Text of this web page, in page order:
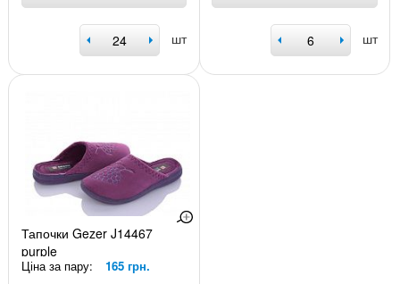
шт шт
Тапочки Gezer J14467
purple
Ціна за пару: 165 грн.